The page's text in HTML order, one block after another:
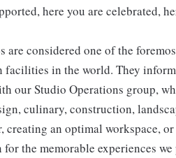
here you are celebrated,
are considered one of the
in the world. They
our Studio Operations group,
culinary, construction,
creating an optimal workspace,
the memorable experiences